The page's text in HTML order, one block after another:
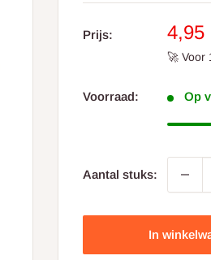
Prijs:
prijs
4,95
🚀 Voor
Voorraad: Op
Aantal stuks:
In